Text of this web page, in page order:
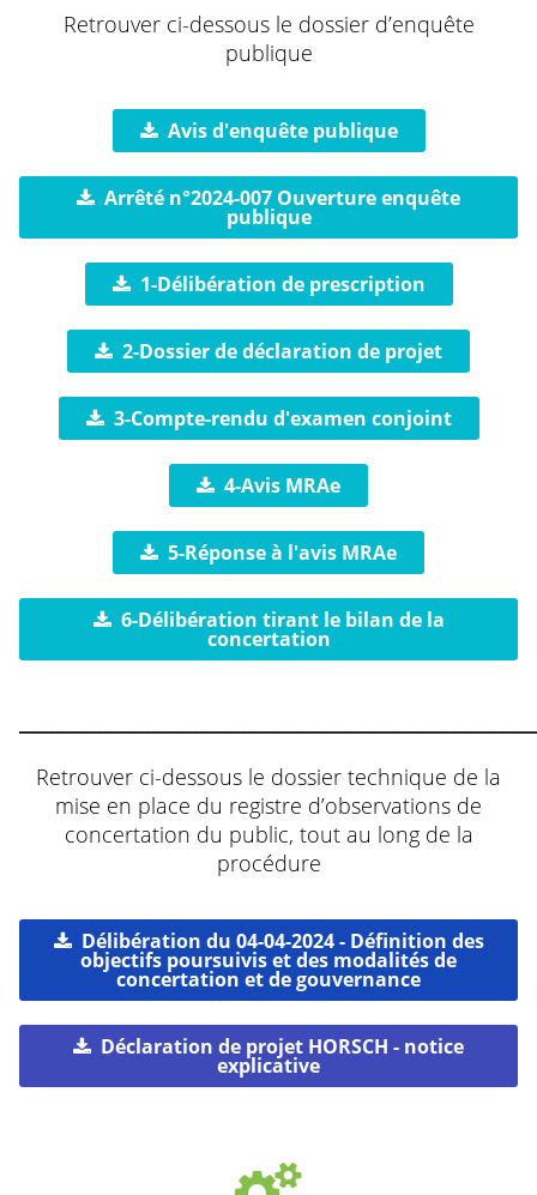
Retrouver ci-dessous le dossier d’enquête
publique
Avis d'enquête publique
Arrêté n°2024-007 Ouverture enquête
publique
1-Délibération de prescription
2-Dossier de déclaration de projet
3-Compte-rendu d'examen conjoint
4-Avis MRAe
5-Réponse à l'avis MRAe
6-Délibération tirant le bilan de la
concertation
Retrouver ci-dessous le dossier technique de la
mise en place du registre d’observations de
concertation du public, tout au long de la
procédure
Délibération du 04-04-2024 - Définition des
objectifs poursuivis et des modalités de
concertation et de gouvernance
Déclaration de projet HORSCH - notice
explicative